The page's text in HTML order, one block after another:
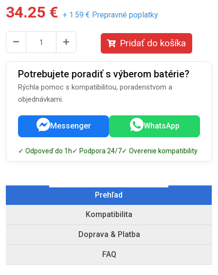
34.25 € + 1.59 € Prepravné poplatky
Pridať do košíka
Potrebujete poradiť s výberom batérie?
Rýchla pomoc s kompatibilitou, poradenstvom a
objednávkami.
Messenger WhatsApp
✓ Odpoveď do 1h✓ Podpora 24/7✓ Overenie kompatibility
Prehľad
Kompatibilita
Doprava & Platba
FAQ